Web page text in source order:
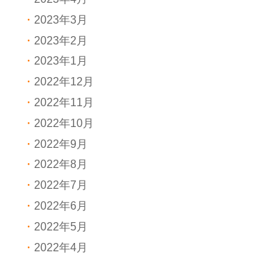
2023年3月
2023年2月
2023年1月
2022年12月
2022年11月
2022年10月
2022年9月
2022年8月
2022年7月
2022年6月
2022年5月
2022年4月